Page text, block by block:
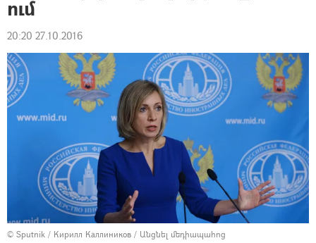
ում
20:20 27.10.2016
© Sputnik / Кирилл Каллиников / Անցնել մեդիապահոց